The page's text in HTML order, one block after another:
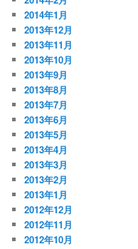
2014年1月
2013年12月
2013年11月
2013年10月
2013年9月
2013年8月
2013年7月
2013年6月
2013年5月
2013年4月
2013年3月
2013年2月
2013年1月
2012年12月
2012年11月
2012年10月